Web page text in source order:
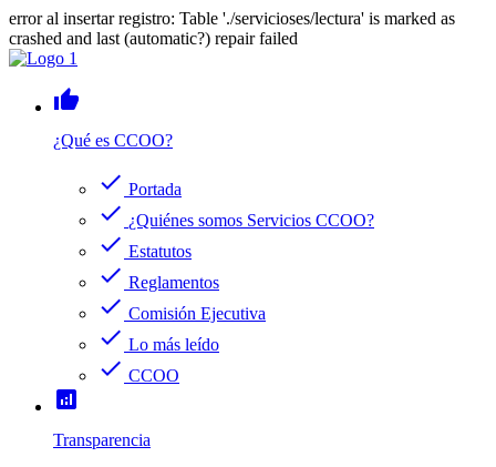
error al insertar registro: Table './servicioses/lectura' is marked as
crashed and last (automatic?) repair failed
thumb_up
¿Qué es CCOO?
check Portada
check ¿Quiénes somos Servicios CCOO?
check Estatutos
check Reglamentos
check Comisión Ejecutiva
check Lo más leído
check CCOO
analytics
Transparencia